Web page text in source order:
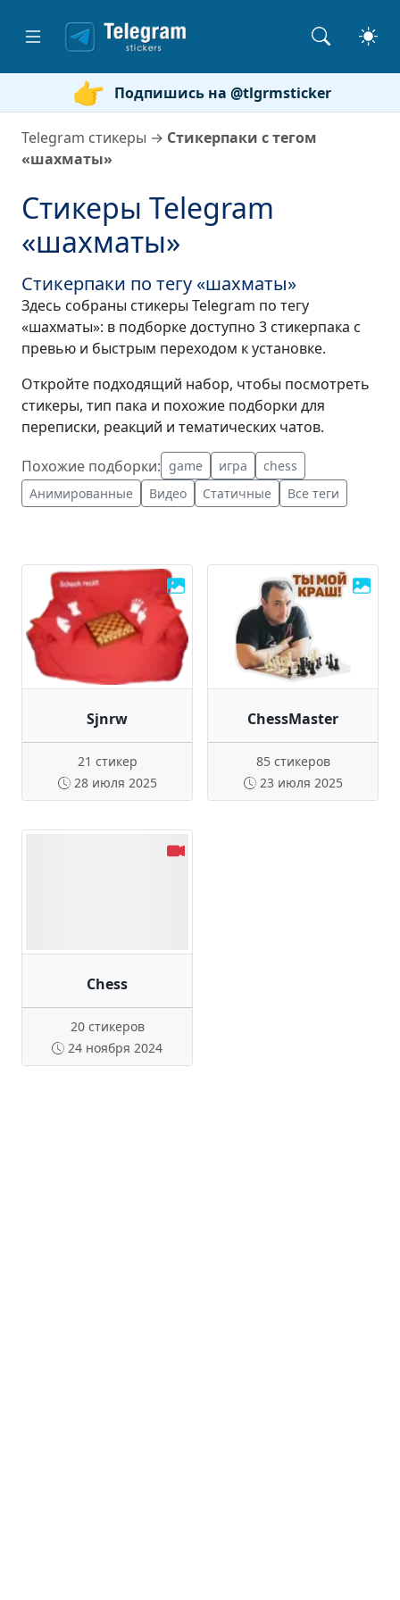
Подпишись на @tlgrmsticker
Telegram стикеры → Стикерпаки с тегом
«шахматы»
Стикеры Telegram
«шахматы»
Стикерпаки по тегу «шахматы»
Здесь собраны стикеры Telegram по тегу
«шахматы»: в подборке доступно 3 стикерпака с
превью и быстрым переходом к установке.
Откройте подходящий набор, чтобы посмотреть
стикеры, тип пака и похожие подборки для
переписки, реакций и тематических чатов.
Похожие подборки: game игра
chess
Анимированные
Видео Статичные Все теги
Sjnrw
21 стикер
28 июля 2025
ChessMaster
85 стикеров
23 июля 2025
Chess
20 стикеров
24 ноября 2024